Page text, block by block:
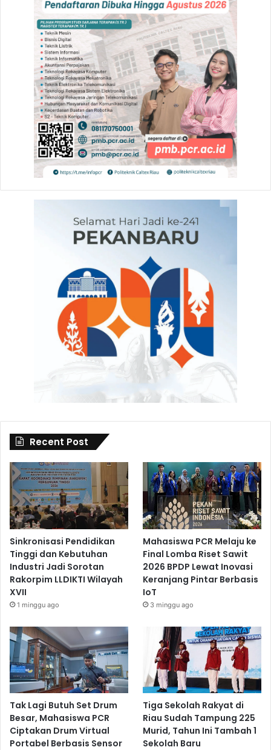
Recent Post
Sinkronisasi Pendidikan
Tinggi dan Kebutuhan
Industri Jadi Sorotan
Rakorpim LLDIKTI Wilayah
XVII
1 minggu ago
Mahasiswa PCR Melaju ke
Final Lomba Riset Sawit
2026 BPDP Lewat Inovasi
Keranjang Pintar Berbasis
IoT
3 minggu ago
Tak Lagi Butuh Set Drum
Besar, Mahasiswa PCR
Ciptakan Drum Virtual
Portabel Berbasis Sensor
Tiga Sekolah Rakyat di
Riau Sudah Tampung 225
Murid, Tahun Ini Tambah 1
Sekolah Baru